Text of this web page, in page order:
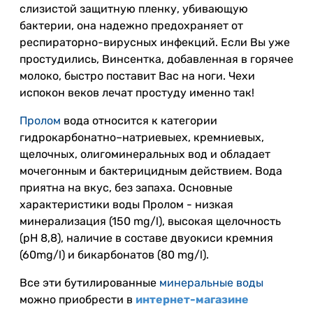
слизистой защитную пленку, убивающую
бактерии, она надежно предохраняет от
респираторно-вирусных инфекций. Если Вы уже
простудились, Винсентка, добавленная в горячее
молоко, быстро поставит Вас на ноги. Чехи
испокон веков лечат простуду именно так!
Пролом вода относится к категории
гидрокарбонатно–натриевыех, кремниевых,
щелочных, олигоминеральных вод и обладает
мочегонным и бактерицидным действием. Вода
приятна на вкус, без запаха. Основные
характеристики воды Пролом - низкая
минерализация (150 mg/l), высокая щелочность
(pH 8,8), наличие в составе двуокиси кремния
(60mg/l) и бикарбонатов (80 mg/l).
Все эти бутилированные минеральные воды
можно приобрести в интернет-магазине